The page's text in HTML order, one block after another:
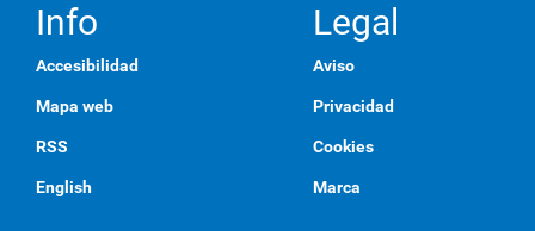
Info
Accesibilidad
Mapa web
RSS
English
Legal
Aviso
Privacidad
Cookies
Marca